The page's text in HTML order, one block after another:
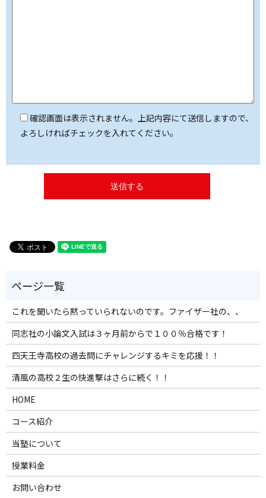
確認画面は表示されません。上記内容にて送信しますので、
よろしければチェックを入れてください。
これを聞いたら黙っていられないのです。ファイザー社の、、
同志社の小論文入試は３ヶ月前からで１００％合格です！
四天王寺高校の過去問にチャレンジするキミを応援！！
清風の高校２生の快進撃はさらに続く！！
HOME
コース紹介
当塾について
授業料金
お問い合わせ